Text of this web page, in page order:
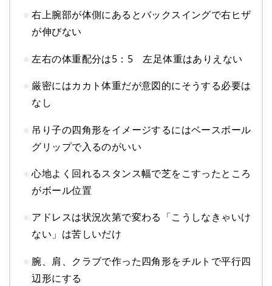
右上腕部が体側にあるとバックスイングで右ヒザ
が伸びない
左右の体重配分は5：5 左足体重はありえない
厳密にはカカト体重だが意図的にそうする必要は
なし
吊り子の四角形をイメージするにはベースボール
グリップで入るのがいい
心地よく回れるスタンス幅で芝をこすったところ
がボール位置
アドレスは状況次第で変わる「こうしなきゃいけ
ない」は苦しいだけ
腕、肩、クラブで作った四角形をチルトで平行四
辺形にする